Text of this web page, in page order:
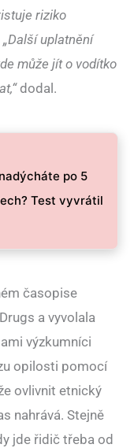
riziko
„Další uplatnění
může jít o vodítko
dodal.
po 5
Test vyvrátil
časopise
a vyvolala
výzkumníci
opilosti pomocí
ovlivnit etnický
nahrává. Stejně
jde řidič třeba od